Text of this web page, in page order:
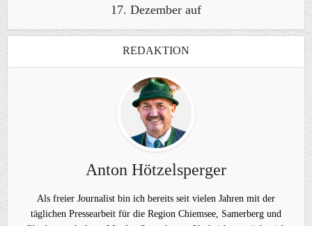
17. Dezember auf
REDAKTION
Anton Hötzelsperger
Als freier Journalist bin ich bereits seit vielen Jahren mit der
täglichen Pressearbeit für die Region Chiemsee, Samerberg und